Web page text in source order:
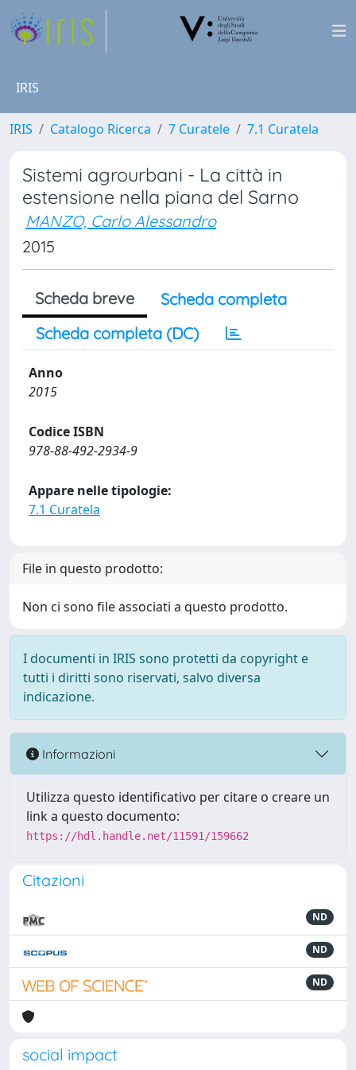
IRIS
IRIS Catalogo Ricerca 7 Curatele 7.1 Curatela
Sistemi agrourbani - La città in
estensione nella piana del Sarno
MANZO, Carlo Alessandro
2015
Scheda breve
Scheda completa
Scheda completa (DC)
Anno
2015
Codice ISBN
978-88-492-2934-9
Appare nelle tipologie:
7.1 Curatela
File in questo prodotto:
Non ci sono file associati a questo prodotto.
I documenti in IRIS sono protetti da copyright e
tutti i diritti sono riservati, salvo diversa
indicazione.
Informazioni
Utilizza questo identificativo per citare o creare un
link a questo documento:
https://hdl.handle.net/11591/159662
Citazioni
ND
ND
ND
social impact